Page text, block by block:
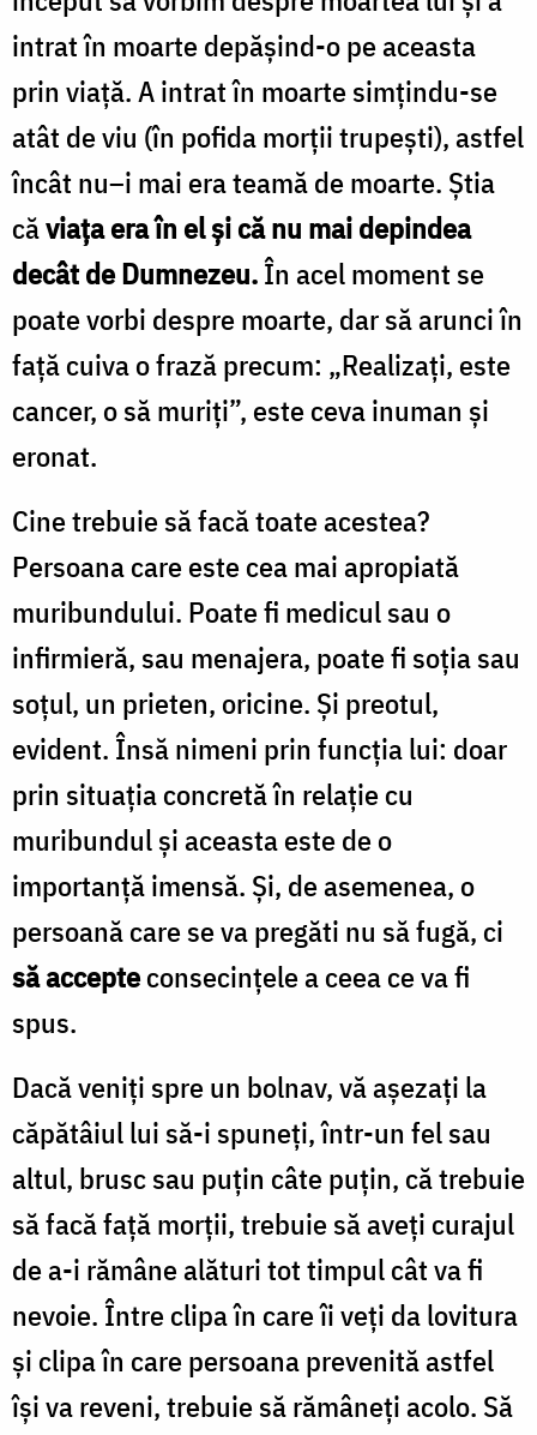
intrat în moarte depăşind-o pe aceasta
prin viaţă. A intrat în moarte simţindu-se
atât de viu (în pofida morţii trupeşti), astfel
încât nu–i mai era teamă de moarte. Ştia
căviaţa era în el şi că nu mai depindea
decât de Dumnezeu.În acel moment se
poate vorbi despre moarte, dar să arunci în
faţă cuiva o frază precum: „Realizaţi, este
cancer, o să muriţi”, este ceva inuman şi
eronat.
Cine trebuie să facă toate acestea?
Persoana care este cea mai apropiată
muribundului. Poate fi medicul sau o
infirmieră, sau menajera, poate fi soţia sau
soţul, un prieten, oricine. Şi preotul,
evident. Însă nimeni prin funcţia lui: doar
prin situaţia concretă în relaţie cu
muribundul şi aceasta este de o
importanţă imensă. Şi, de asemenea, o
persoană care se va pregăti nu să fugă, ci
să accepteconsecinţele a ceea ce va fi
spus.
Dacă veniţi spre un bolnav, vă aşezaţi la
căpătâiul lui să-i spuneţi, într-un fel sau
altul, brusc sau puţin câte puţin, că trebuie
să facă faţă morţii, trebuie să aveţi curajul
de a-i rămâne alături tot timpul cât va fi
nevoie. Între clipa în care îi veţi da lovitura
şi clipa în care persoana prevenită astfel
îşi va reveni, trebuie să rămâneţi acolo. Să